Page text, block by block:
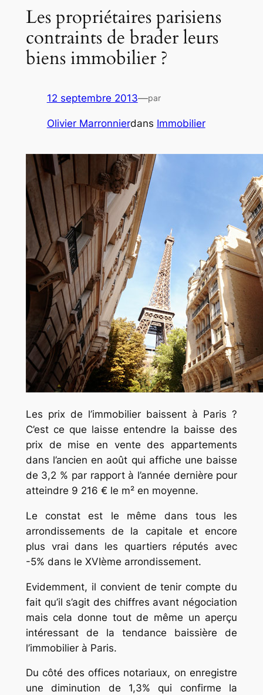
Les propriétaires parisiens
contraints de brader leurs
biens immobilier ?
12 septembre 2013—par
Olivier Marronnierdans Immobilier
Les prix de l’immobilier baissent à Paris ?
C’est ce que laisse entendre la baisse des
prix de mise en vente des appartements
dans l’ancien en août qui affiche une baisse
de 3,2 % par rapport à l’année dernière pour
atteindre 9 216 € le m² en moyenne.
Le constat est le même dans tous les
arrondissements de la capitale et encore
plus vrai dans les quartiers réputés avec
-5% dans le XVIème arrondissement.
Evidemment, il convient de tenir compte du
fait qu’il s’agit des chiffres avant négociation
mais cela donne tout de même un aperçu
intéressant de la tendance baissière de
l’immobilier à Paris.
Du côté des offices notariaux, on enregistre
une diminution de 1,3% qui confirme la